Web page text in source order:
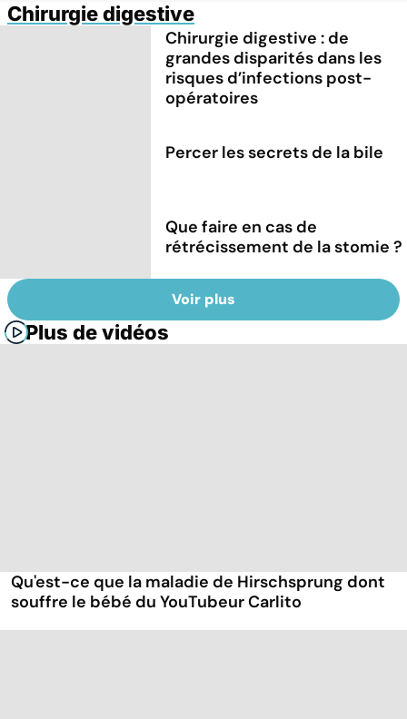
Chirurgie digestive
Chirurgie digestive : de
grandes disparités dans les
risques d’infections post-
opératoires
Percer les secrets de la bile
Que faire en cas de
rétrécissement de la stomie ?
Voir plus
Plus de vidéos
Qu'est-ce que la maladie de Hirschsprung dont
souffre le bébé du YouTubeur Carlito